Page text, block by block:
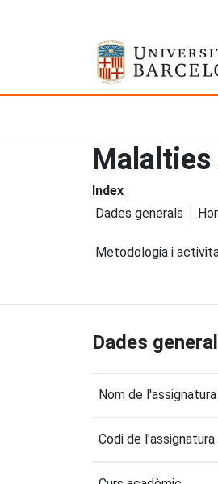
Index
Dades generals
Metodologia i
Dades
Nom de l'assignatura
Codi de l'assignatura